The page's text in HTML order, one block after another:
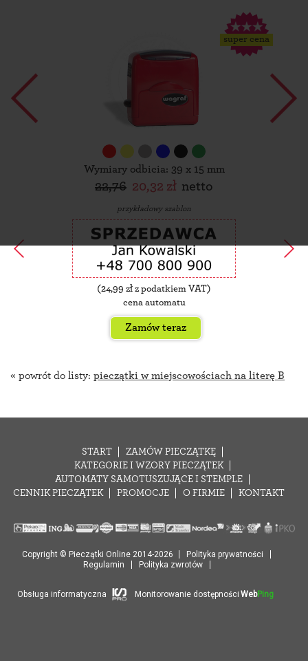
super cena
Wymiary odbicia: 39 x 15 mm
22,76 20,32 zł netto
przykładowy szablon
(24,99 zł z podatkiem VAT)
cena automatu
Zamów teraz
« powrót do listy: pieczątki w miejscowościach na literę B
START
ZAMÓW PIECZĄTKĘ
KATEGORIE I WZORY PIECZĄTEK
AUTOMATY SAMOTUSZUJĄCE I STEMPLE
CENNIK PIECZĄTEK
PROMOCJE O FIRMIE KONTAKT
Copyright © Pieczątki Online 2014-2026
Polityka prywatności
Regulamin
Polityka zwrotów
Obsługa informatyczna Monitorowanie dostępności WebPing